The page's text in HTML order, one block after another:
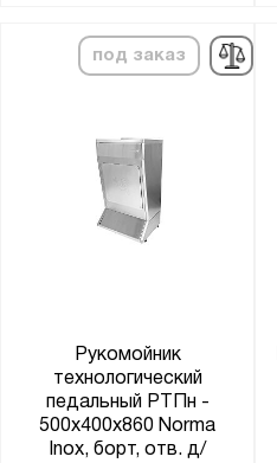
под заказ
Рукомойник
технологический
педальный РТПн -
500x400x860 Norma
Inox, борт, отв. д/